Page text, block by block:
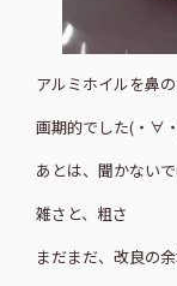
アルミホイルを鼻
画期的でした(・∀
あとは、聞かな
雑さと、粗さ
まだまだ、改良の